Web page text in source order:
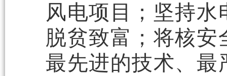
风电项目；坚持
脱贫致富；将核
最先进的技术、最